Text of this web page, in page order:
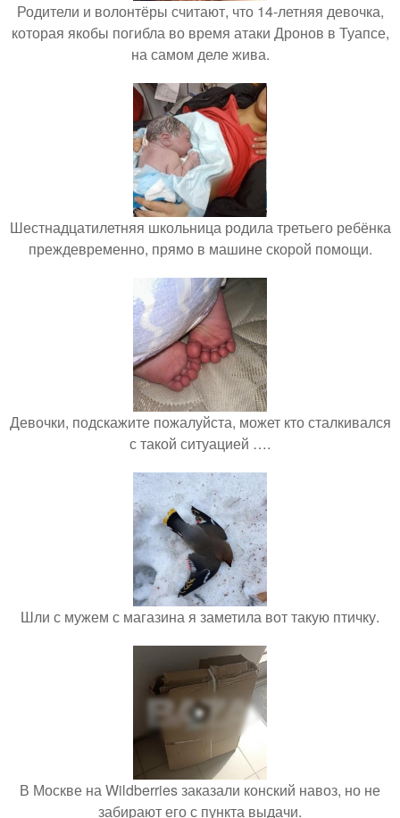
Родители и волонтёры считают, что 14-летняя девочка,
которая якобы погибла во время атаки Дронов в Туапсе,
на самом деле жива.
Шестнадцатилетняя школьница родила третьего ребёнка
преждевременно, прямо в машине скорой помощи.
Девочки, подскажите пожалуйста, может кто сталкивался
с такой ситуацией ….
Шли с мужем с магазина я заметила вот такую птичку.
В Москве на Wildberries заказали конский навоз, но не
забирают его с пункта выдачи.